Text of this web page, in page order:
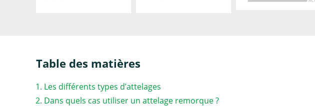
Table des matières
Les différents types d’attelages
Dans quels cas utiliser un attelage remorque ?